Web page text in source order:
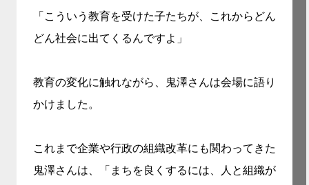
「こういう教育を受けた子たちが、これからどん
どん社会に出てくるんですよ」
教育の変化に触れながら、鬼澤さんは会場に語り
かけました。
これまで企業や行政の組織改革にも関わってきた
鬼澤さんは、「まちを良くするには、人と組織が